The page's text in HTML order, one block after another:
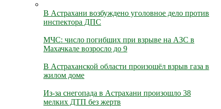
В Астрахани возбуждено уголовное дело против
инспектора ДПС
МЧС: число погибших при взрыве на АЗС в
Махачкале возросло до 9
В Астраханской области произошёл взрыв газа в
жилом доме
Из-за снегопада в Астрахани произошло 38
мелких ДТП без жертв